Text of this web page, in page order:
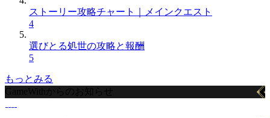
ストーリー攻略チャート｜メインクエスト
4
選びとる処世の攻略と報酬
5
もっとみる
GameWithからのお知らせ